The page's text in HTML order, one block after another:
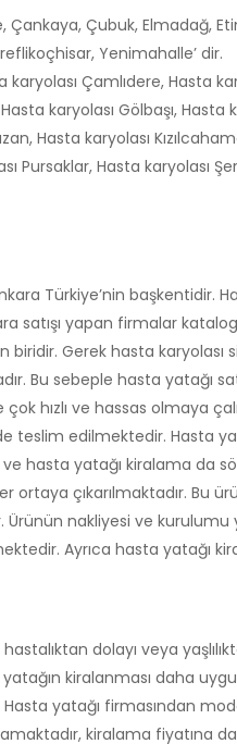
Çankaya, Çubuk, Elmadağ,
Yenimahalle’ dir.
karyolası Çamlıdere, Hasta
karyolası Gölbaşı, Hasta
Hasta karyolası
Pursaklar, Hasta karyolası
Türkiye’nin başkentidir.
satışı yapan firmalar
Gerek hasta karyolası
Bu sebeple hasta yatağı
hızlı ve hassas olmaya
teslim edilmektedir. Hasta
hasta yatağı kiralama da
çıkarılmaktadır. Bu
Ürünün nakliyesi ve
Ayrıca hasta yatağı
dolayı veya
kiralanması daha
yatağı firmasından
kiralama fiyatına